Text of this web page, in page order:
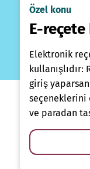
Özel konu
E-reçete
Elektronik
kullanışlıdır:
giriş
seçeneklerini
ve paradan